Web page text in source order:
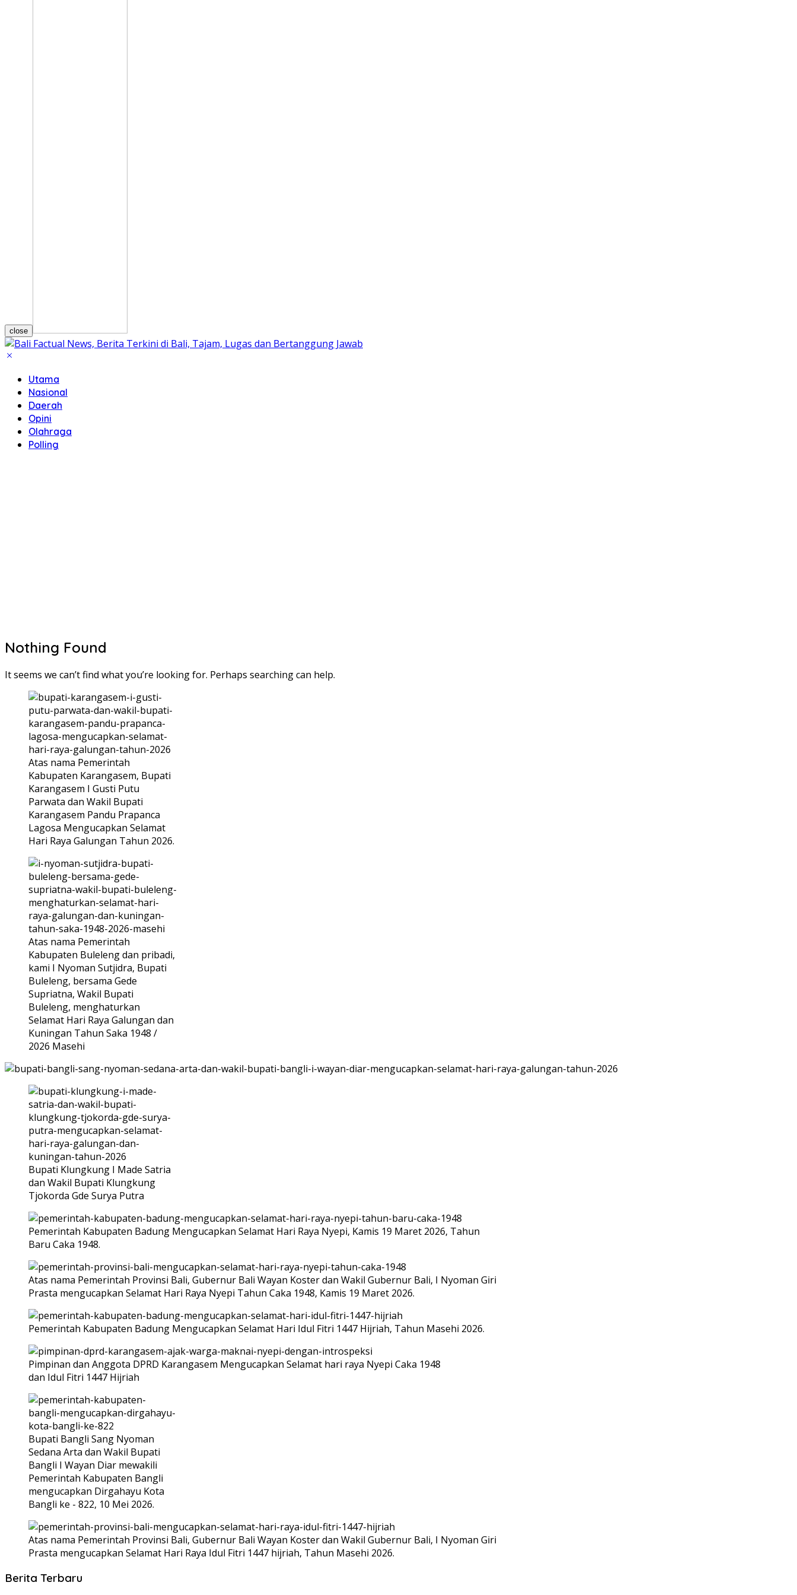
close
Utama
Nasional
Daerah
Opini
Olahraga
Polling
Nothing Found
It seems we can’t find what you’re looking for. Perhaps searching can help.
Atas nama Pemerintah
Kabupaten Karangasem, Bupati
Karangasem I Gusti Putu
Parwata dan Wakil Bupati
Karangasem Pandu Prapanca
Lagosa Mengucapkan Selamat
Hari Raya Galungan Tahun 2026.
Atas nama Pemerintah
Kabupaten Buleleng dan pribadi,
kami I Nyoman Sutjidra, Bupati
Buleleng, bersama Gede
Supriatna, Wakil Bupati
Buleleng, menghaturkan
Selamat Hari Raya Galungan dan
Kuningan Tahun Saka 1948 /
2026 Masehi
Bupati Klungkung I Made Satria
dan Wakil Bupati Klungkung
Tjokorda Gde Surya Putra
Pemerintah Kabupaten Badung Mengucapkan Selamat Hari Raya Nyepi, Kamis 19 Maret 2026, Tahun
Baru Caka 1948.
Atas nama Pemerintah Provinsi Bali, Gubernur Bali Wayan Koster dan Wakil Gubernur Bali, I Nyoman Giri
Prasta mengucapkan Selamat Hari Raya Nyepi Tahun Caka 1948, Kamis 19 Maret 2026.
Pemerintah Kabupaten Badung Mengucapkan Selamat Hari Idul Fitri 1447 Hijriah, Tahun Masehi 2026.
Pimpinan dan Anggota DPRD Karangasem Mengucapkan Selamat hari raya Nyepi Caka 1948
dan Idul Fitri 1447 Hijriah
Bupati Bangli Sang Nyoman
Sedana Arta dan Wakil Bupati
Bangli I Wayan Diar mewakili
Pemerintah Kabupaten Bangli
mengucapkan Dirgahayu Kota
Bangli ke - 822, 10 Mei 2026.
Atas nama Pemerintah Provinsi Bali, Gubernur Bali Wayan Koster dan Wakil Gubernur Bali, I Nyoman Giri
Prasta mengucapkan Selamat Hari Raya Idul Fitri 1447 hijriah, Tahun Masehi 2026.
Berita Terbaru